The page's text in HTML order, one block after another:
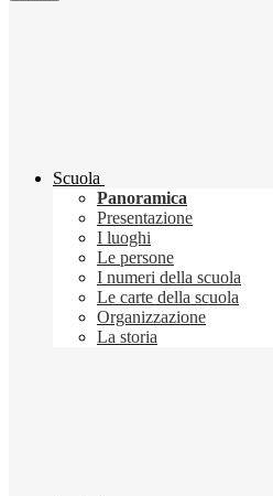
Scuola
Panoramica
Presentazione
I luoghi
Le persone
I numeri della scuola
Le carte della scuola
Organizzazione
La storia